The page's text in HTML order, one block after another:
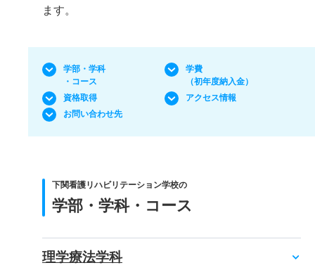
ます。
学部・学科
・コース
学費
（初年度納入金）
資格取得
アクセス情報
お問い合わせ先
下関看護リハビリテーション学校の
学部・学科・コース
理学療法学科